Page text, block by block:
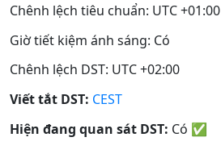
Chênh lệch tiêu chuẩn: UTC +01:00
Giờ tiết kiệm ánh sáng: Có
Chênh lệch DST: UTC +02:00
Viết tắt DST: CEST
Hiện đang quan sát DST: Có ✅